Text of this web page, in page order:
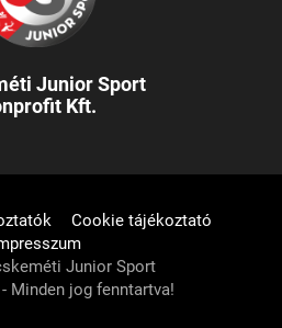
Junior Sport
Kft.
Cookie tájékoztató
Junior Sport
Minden jog fenntartva!